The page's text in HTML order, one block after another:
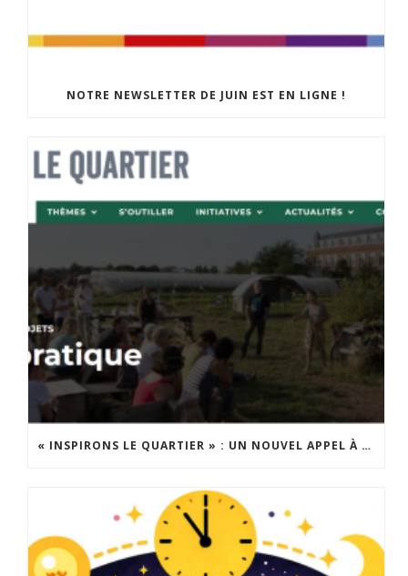
NOTRE NEWSLETTER DE JUIN EST EN LIGNE !
« INSPIRONS LE QUARTIER » : UN NOUVEL APPEL À PROJETS EST LANCÉ !